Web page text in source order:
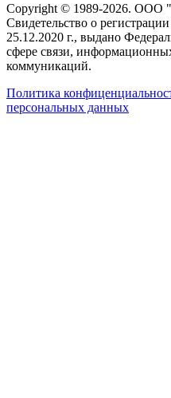
Copyright © 1989-2026. ООО
Свидетельство о
25.12.2020 г., выдано
сфере связи,
коммуникаций.
Политика
персональных данных